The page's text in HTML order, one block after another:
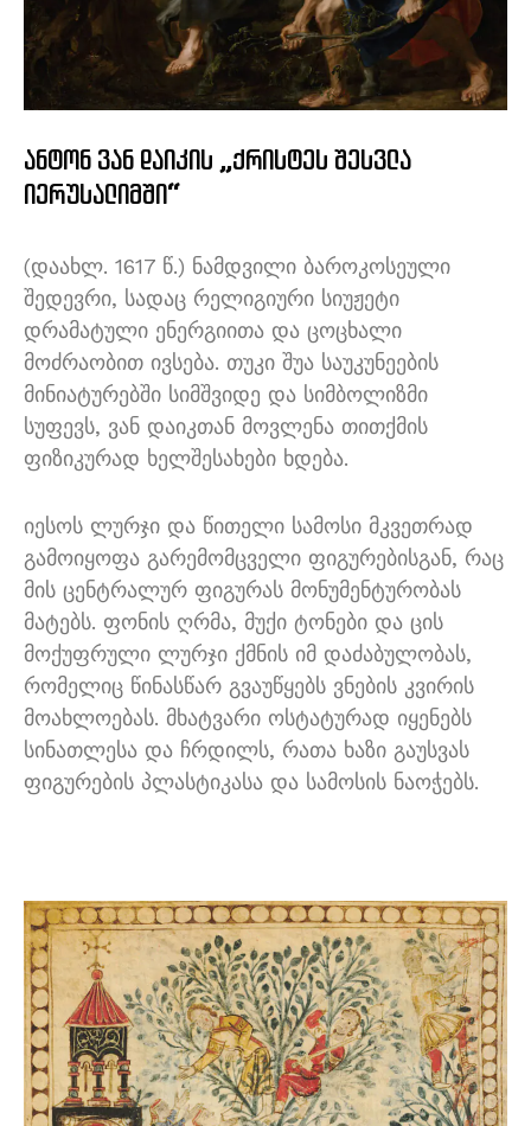
ანტონ ვან დაიკის „ქრისტეს შესვლა
იერუსალიმში“
(დაახლ. 1617 წ.) ნამდვილი ბაროკოსეული
შედევრი, სადაც რელიგიური სიუჟეტი
დრამატული ენერგიითა და ცოცხალი
მოძრაობით ივსება. თუკი შუა საუკუნეების
მინიატურებში სიმშვიდე და სიმბოლიზმი
სუფევს, ვან დაიკთან მოვლენა თითქმის
ფიზიკურად ხელშესახები ხდება.
იესოს ლურჯი და წითელი სამოსი მკვეთრად
გამოიყოფა გარემომცველი ფიგურებისგან, რაც
მის ცენტრალურ ფიგურას მონუმენტურობას
მატებს. ფონის ღრმა, მუქი ტონები და ცის
მოქუფრული ლურჯი ქმნის იმ დაძაბულობას,
რომელიც წინასწარ გვაუწყებს ვნების კვირის
მოახლოებას. მხატვარი ოსტატურად იყენებს
სინათლესა და ჩრდილს, რათა ხაზი გაუსვას
ფიგურების პლასტიკასა და სამოსის ნაოჭებს.